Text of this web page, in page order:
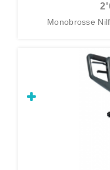
Monobrosse